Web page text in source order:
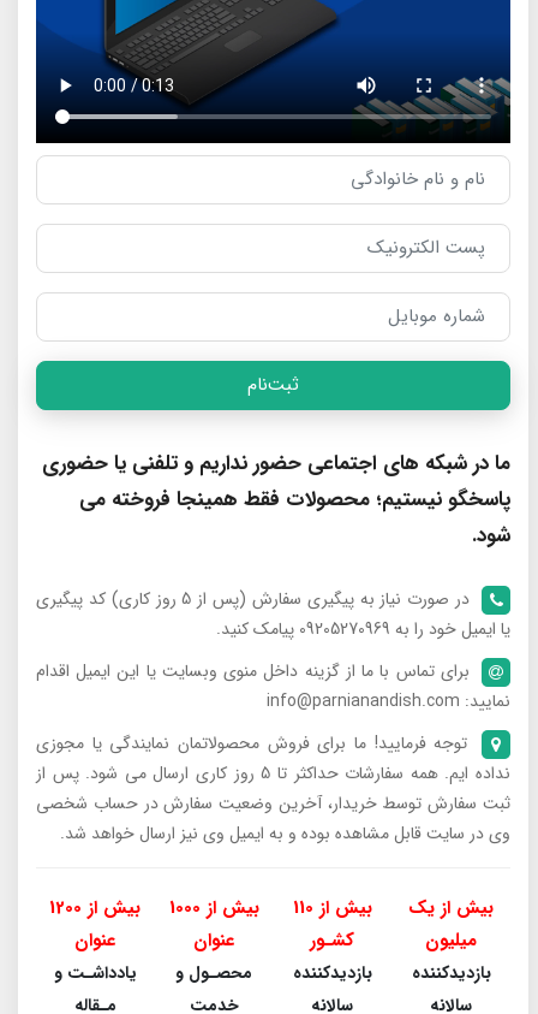
ثبت‌نام
ما در شبکه های اجتماعی حضور نداریم و تلفنی یا حضوری
پاسخگو نیستیم؛ محصولات فقط همینجا فروخته می
شود.
در صورت نیاز به پیگیری سفارش (پس از 5 روز کاری) کد پیگیری
یا ایمیل خود را به 09205270969 پیامک کنید.
برای تماس با ما از گزینه داخل منوی وبسایت یا این ایمیل اقدام
نمایید: info@parnianandish.com
توجه فرمایید! ما برای فروش محصولاتمان نمایندگی یا مجوزی
نداده ایم. همه سفارشات حداکثر تا 5 روز کاری ارسال می شود. پس از
ثبت سفارش توسط خریدار، آخرین وضعیت سفارش در حساب شخصی
وی در سایت قابل مشاهده بوده و به ایمیل وی نیز ارسال خواهد شد.
بیش از یک
میلیون
بازدیدکننده
سالانه
بیش از 110
کشـور
بازدیدکننده
سالانه
بیش از 1000
عنوان
محصـول و
خدمت
بیش از 1200
عنوان
یادداشـت و
مـقاله